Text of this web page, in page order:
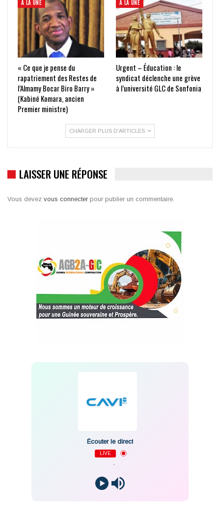
À LA UNE
« Ce que je pense du
rapatriement des Restes de
l’Almamy Bocar Biro Barry »
(Kabiné Komara, ancien
Premier ministre)
À LA UNE
Urgent – Éducation : le
syndicat déclenche une grève
à l’université GLC de Sonfonia
CHARGER PLUS D'ARTICLES
LAISSER UNE RÉPONSE
Vous devez vous connecter pour publier un commentaire.
Écouter le direct
LIVE